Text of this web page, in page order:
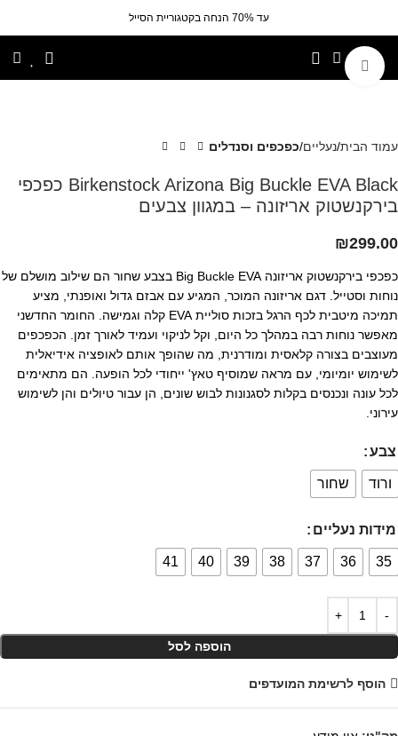
עד 70% הנחה בקטגוריית הסייל
לחצי להגדלה
עמוד הבית נעליים כפכפים וסנדלים
Birkenstock Arizona Big Buckle EVA Black כפכפי
בירקנשטוק אריזונה – במגוון צבעים
₪299.00
כפכפי בירקנשטוק אריזונה Big Buckle EVA בצבע שחור הם שילוב מושלם של
נוחות וסטייל. דגם אריזונה המוכר, המגיע עם אבזם גדול ואופנתי, מציע
תמיכה מיטבית לכף הרגל בזכות סוליית EVA קלה וגמישה. החומר החדשני
מאפשר נוחות רבה במהלך כל היום, וקל לניקוי ועמיד לאורך זמן. הכפכפים
מעוצבים בצורה קלאסית ומודרנית, מה שהופך אותם לאופציה אידיאלית
לשימוש יומיומי, עם מראה שמוסיף טאץ' ייחודי לכל הופעה. הם מתאימים
לכל עונה ונכנסים בקלות לסגנונות לבוש שונים, הן עבור טיולים והן לשימוש
עירוני.
צבע
ורוד שחור
מידות נעליים
35
36
37
38
39
40
41
הוספה לסל
הוסף לרשימת המועדפים